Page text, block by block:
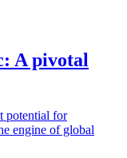
A pivotal
potential for
engine of global